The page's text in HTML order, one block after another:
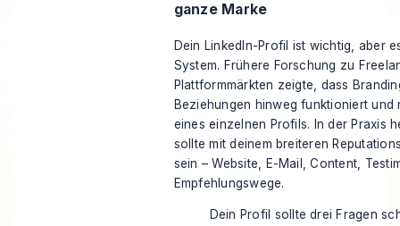
ganze Marke
Dein LinkedIn-Profil ist wichtig, aber
System. Frühere Forschung zu
Plattformmärkten zeigte, dass
Beziehungen hinweg funktioniert und
eines einzelnen Profils. In der Praxis
sollte mit deinem breiteren
sein – Website, E-Mail, Content,
Empfehlungswege.
Dein Profil sollte drei Fragen